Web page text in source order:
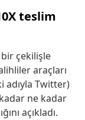
teslim
çekilişle
araçları
adıyla Twitter)
ne kadar
açıkladı.